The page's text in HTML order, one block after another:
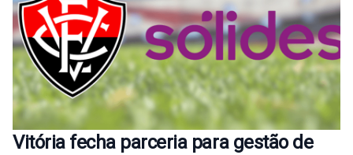
Vitória fecha parceria para gestão de